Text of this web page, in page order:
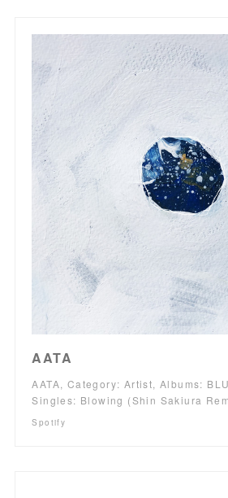
AATA
AATA, Category: Artist, Albums:
Singles: Blowing (Shin Sakiura
Spotify